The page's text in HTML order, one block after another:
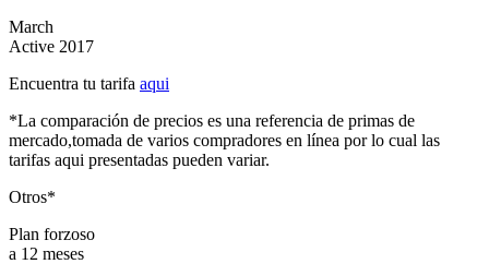
March
Active 2017
Encuentra tu tarifa aqui
*La comparación de precios es una referencia de primas de
mercado,tomada de varios compradores en línea por lo cual las
tarifas aqui presentadas pueden variar.
Otros*
Plan forzoso
a 12 meses